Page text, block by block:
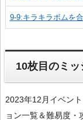
9-9:キラキラボムを
10枚目のミ
2023年12月イベン
ョン一覧＆難易度・